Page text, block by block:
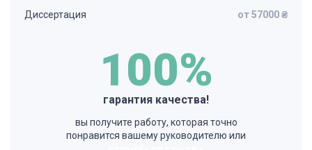
Диссертация от 57000 ₴
100%
гарантия качества!
вы получите работу, которая точно
понравится вашему руководителю или